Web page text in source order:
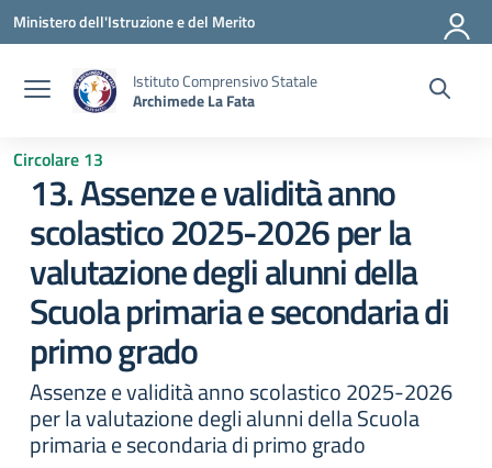
Vai ai contenuti
Vai al menu di navigazione
Vai al footer
Ministero dell'Istruzione e del Merito
Istituto Comprensivo Statale
Archimede La Fata
Circolare 13
13. Assenze e validità anno
scolastico 2025-2026 per la
valutazione degli alunni della
Scuola primaria e secondaria di
primo grado
Assenze e validità anno scolastico 2025-2026
per la valutazione degli alunni della Scuola
primaria e secondaria di primo grado